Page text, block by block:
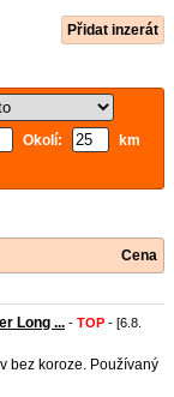
Přidat inzerát
Okolí:
km
Cena
Long ... - TOP - [6.8.
bez koroze. Používaný